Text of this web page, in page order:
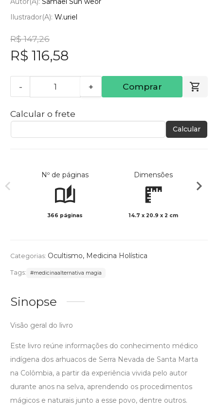
Ilustrador(a): W.uriel
R$ 147,26
R$ 116,58
- + Comprar
Calcular o frete
Calcular
Nº de páginas
366 páginas
Dimensões
14.7 x 20.9 x 2 cm
Categorias: Ocultismo, Medicina Holística
Tags: #medicinaalternativa magia
Sinopse
Visão geral do livro
Este livro reúne informações do conhecimento médico
indígena dos arhuacos de Serra Nevada de Santa Marta
na Colômbia, a partir da experiência vivida pelo autor
durante anos na selva, aprendendo os procedimentos
mágicos e naturais junto a esse povo, dentre outros.